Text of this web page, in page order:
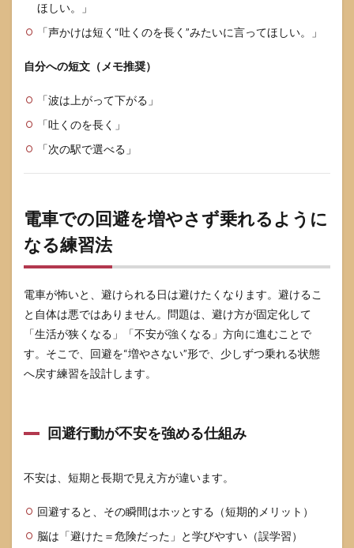
ほしい。」
「声かけは短く“吐くのを長く”みたいに言ってほしい。」
自分への短文（メモ推奨）
「波は上がって下がる」
「吐くのを長く」
「次の駅で選べる」
電車での回避を増やさず乗れるように
なる練習法
電車が怖いと、避けられる日は避けたくなります。避けるこ
と自体は悪ではありません。問題は、避け方が固定化して
「生活が狭くなる」「不安が強くなる」方向に進むことで
す。そこで、回避を“増やさない”形で、少しずつ乗れる状態
へ戻す練習を設計します。
回避行動が不安を強める仕組み
不安は、短期と長期で見え方が違います。
回避すると、その瞬間はホッとする（短期的メリット）
脳は「避けた＝危険だった」と学びやすい（誤学習）